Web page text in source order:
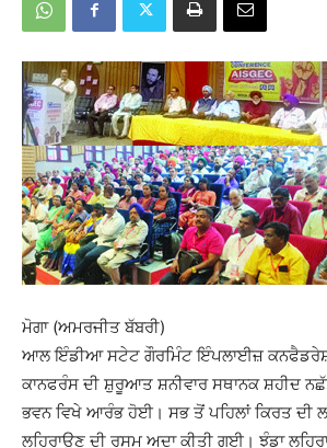
ਮੋਗਾ (ਅਮਰਜੀਤ ਬੱਬਰੀ)
ਆਲ ਇੰਡੀਆ ਸਟੇਟ ਗੌਰਮਿੰਟ ਇੰਪਲਾਈਜ਼
ਕਾਨਫਰੰਸ ਦੀ ਸ਼ੁਰੂਆਤ ਸ਼ਨੀਵਾਰ ਸਥਾਨਕ ਸ਼ਹੀਦ
ਭਵਨ ਵਿਖੇ ਆਰੰਭ ਹੋਈ। ਸਭ ਤੋਂ ਪਹਿਲਾਂ ਕਿਰਤ ਦੀ
ਲਹਿਰਾਉਣ ਦੀ ਰਸਮ ਅਦਾ ਕੀਤੀ ਗਈ। ਝੰਡਾ